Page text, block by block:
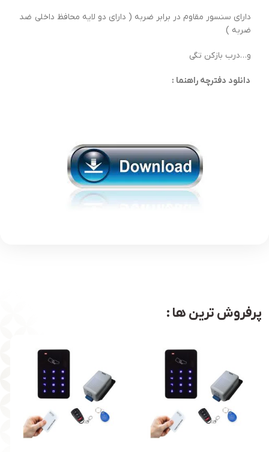
دارای سنسور مقاوم در برابر ضربه ( دارای دو لایه محافظ داخلی ضد
ضربه )
و…درب بازکن تگی
دانلود دفترچه راهنما :
پرفروش ترین ها :